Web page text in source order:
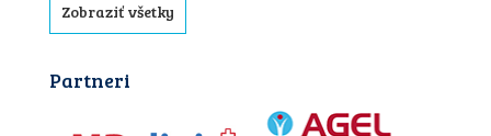
Zobraziť všetky
Partneri